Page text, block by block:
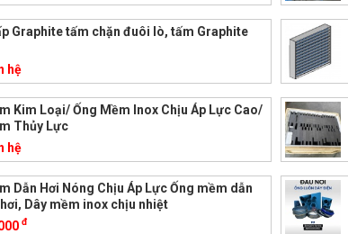
Graphite tấm chặn đuôi lò, tấm Graphite
hệ
Kim Loại/ Ống Mềm Inox Chịu Áp Lực Cao/
Thủy Lực
hệ
Dẫn Hơi Nóng Chịu Áp Lực Ống mềm dẫn
Dây mềm inox chịu nhiệt
đ